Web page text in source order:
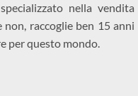
nella vendita
non, raccoglie ben 15 anni
per questo mondo.